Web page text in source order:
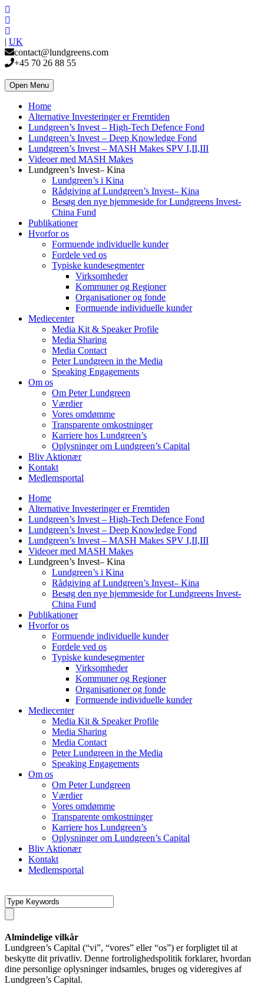
| UK
contact@lundgreens.com
+45 70 26 88 55
Open Menu
Home
Alternative Investeringer er Fremtiden
Lundgreen’s Invest – High-Tech Defence Fond
Lundgreen’s Invest – Deep Knowledge Fond
Lundgreen’s Invest – MASH Makes SPV I,II,III
Videoer med MASH Makes
Lundgreen’s Invest– Kina
Lundgreen’s i Kina
Rådgiving af Lundgreen’s Invest– Kina
Besøg den nye hjemmeside for Lundgreens Invest-
China Fund
Publikationer
Hvorfor os
Formuende individuelle kunder
Fordele ved os
Typiske kundesegmenter
Virksomheder
Kommuner og Regioner
Organisationer og fonde
Formuende individuelle kunder
Mediecenter
Media Kit & Speaker Profile
Media Sharing
Media Contact
Peter Lundgreen in the Media
Speaking Engagements
Om os
Om Peter Lundgreen
Værdier
Vores omdømme
Transparente omkostninger
Karriere hos Lundgreen’s
Oplysninger om Lundgreen’s Capital
Bliv Aktionær
Kontakt
Medlemsportal
Home
Alternative Investeringer er Fremtiden
Lundgreen’s Invest – High-Tech Defence Fond
Lundgreen’s Invest – Deep Knowledge Fond
Lundgreen’s Invest – MASH Makes SPV I,II,III
Videoer med MASH Makes
Lundgreen’s Invest– Kina
Lundgreen’s i Kina
Rådgiving af Lundgreen’s Invest– Kina
Besøg den nye hjemmeside for Lundgreens Invest-
China Fund
Publikationer
Hvorfor os
Formuende individuelle kunder
Fordele ved os
Typiske kundesegmenter
Virksomheder
Kommuner og Regioner
Organisationer og fonde
Formuende individuelle kunder
Mediecenter
Media Kit & Speaker Profile
Media Sharing
Media Contact
Peter Lundgreen in the Media
Speaking Engagements
Om os
Om Peter Lundgreen
Værdier
Vores omdømme
Transparente omkostninger
Karriere hos Lundgreen’s
Oplysninger om Lundgreen’s Capital
Bliv Aktionær
Kontakt
Medlemsportal
Almindelige vilkår
Lundgreen’s Capital (“vi”, “vores” eller “os”) er forpligtet til at
beskytte dit privatliv. Denne fortrolighedspolitik forklarer, hvordan
dine personlige oplysninger indsamles, bruges og videregives af
Lundgreen’s Capital.